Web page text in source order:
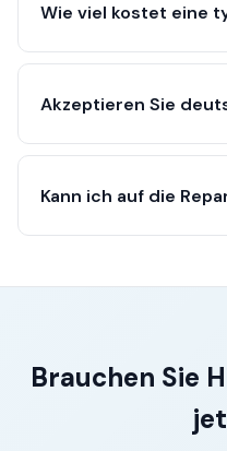
Wie viel kostet eine
Akzeptieren Sie
Kann ich auf die
Brauchen Sie